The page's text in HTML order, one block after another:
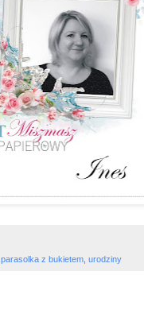
parasolka z bukietem, urodziny